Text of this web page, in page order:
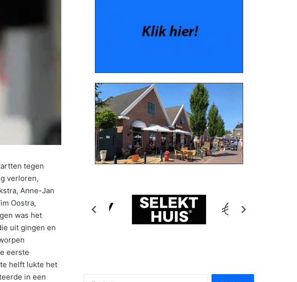
tegen
verloren,
Anne-Jan
Oostra,
was het
uit gingen en
eerste
helft lukte het
in een